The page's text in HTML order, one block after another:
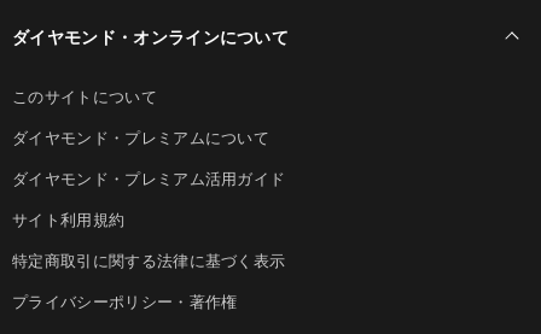
ダイヤモンド・オンラインについて
このサイトについて
ダイヤモンド・プレミアムについて
ダイヤモンド・プレミアム活用ガイド
サイト利用規約
特定商取引に関する法律に基づく表示
プライバシーポリシー・著作権